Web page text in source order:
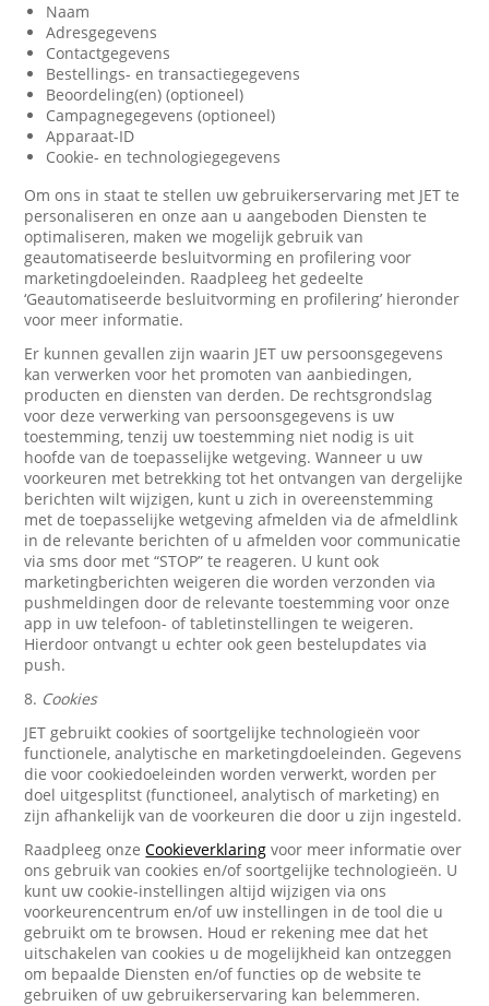
Naam
Adresgegevens
Contactgegevens
Bestellings- en transactiegegevens
Beoordeling(en) (optioneel)
Campagnegegevens (optioneel)
Apparaat-ID
Cookie- en technologiegegevens
Om ons in staat te stellen uw gebruikerservaring met JET te
personaliseren en onze aan u aangeboden Diensten te
optimaliseren, maken we mogelijk gebruik van
geautomatiseerde besluitvorming en profilering voor
marketingdoeleinden. Raadpleeg het gedeelte
‘Geautomatiseerde besluitvorming en profilering’ hieronder
voor meer informatie.
Er kunnen gevallen zijn waarin JET uw persoonsgegevens
kan verwerken voor het promoten van aanbiedingen,
producten en diensten van derden. De rechtsgrondslag
voor deze verwerking van persoonsgegevens is uw
toestemming, tenzij uw toestemming niet nodig is uit
hoofde van de toepasselijke wetgeving. Wanneer u uw
voorkeuren met betrekking tot het ontvangen van dergelijke
berichten wilt wijzigen, kunt u zich in overeenstemming
met de toepasselijke wetgeving afmelden via de afmeldlink
in de relevante berichten of u afmelden voor communicatie
via sms door met “STOP” te reageren. U kunt ook
marketingberichten weigeren die worden verzonden via
pushmeldingen door de relevante toestemming voor onze
app in uw telefoon- of tabletinstellingen te weigeren.
Hierdoor ontvangt u echter ook geen bestelupdates via
push.
8. Cookies
JET gebruikt cookies of soortgelijke technologieën voor
functionele, analytische en marketingdoeleinden. Gegevens
die voor cookiedoeleinden worden verwerkt, worden per
doel uitgesplitst (functioneel, analytisch of marketing) en
zijn afhankelijk van de voorkeuren die door u zijn ingesteld.
Raadpleeg onzeCookieverklaring voor meer informatie over
ons gebruik van cookies en/of soortgelijke technologieën. U
kunt uw cookie-instellingen altijd wijzigen via ons
voorkeurencentrum en/of uw instellingen in de tool die u
gebruikt om te browsen. Houd er rekening mee dat het
uitschakelen van cookies u de mogelijkheid kan ontzeggen
om bepaalde Diensten en/of functies op de website te
gebruiken of uw gebruikerservaring kan belemmeren.